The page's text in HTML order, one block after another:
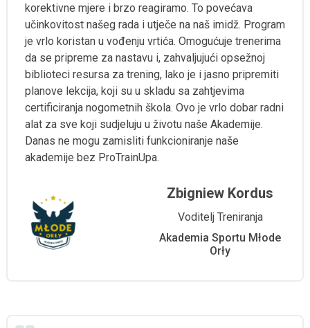
korektivne mjere i brzo reagiramo. To povećava
učinkovitost našeg rada i utječe na naš imidž. Program
je vrlo koristan u vođenju vrtića. Omogućuje trenerima
da se pripreme za nastavu i, zahvaljujući opsežnoj
biblioteci resursa za trening, lako je i jasno pripremiti
planove lekcija, koji su u skladu sa zahtjevima
certificiranja nogometnih škola. Ovo je vrlo dobar radni
alat za sve koji sudjeluju u životu naše Akademije.
Danas ne mogu zamisliti funkcioniranje naše
akademije bez ProTrainUpa.
Zbigniew Kordus
Voditelj Treniranja
Akademia Sportu Młode
Orły